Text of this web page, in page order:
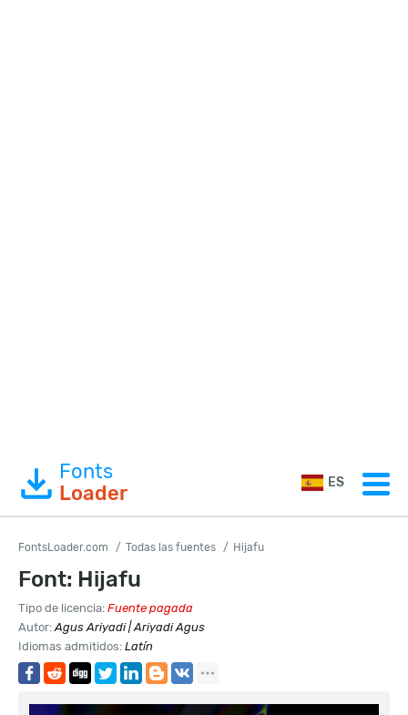
Fonts
Loader
ES
FontsLoader.com Todas las fuentes Hijafu
Font: Hijafu
Tipo de licencia: Fuente pagada
Autor:Agus Ariyadi | Ariyadi Agus
Idiomas admitidos: Latín